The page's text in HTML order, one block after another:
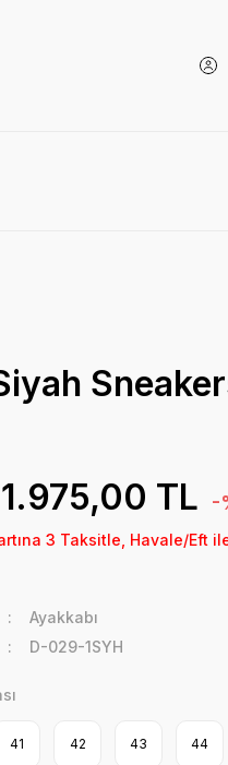
1.975,00 TL -
3 Taksitle, Havale/Eft
Ayakkabı
D-029-1SYH
41 42 43 44